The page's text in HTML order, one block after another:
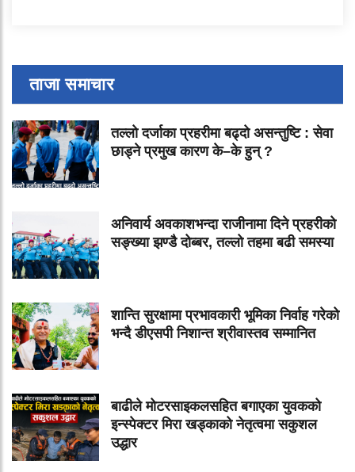
ताजा समाचार
तल्लो दर्जाका प्रहरीमा बढ्दो असन्तुष्टि : सेवा
छाड्ने प्रमुख कारण के–के हुन् ?
अनिवार्य अवकाशभन्दा राजीनामा दिने प्रहरीको
सङ्ख्या झण्डै दोब्बर, तल्लो तहमा बढी समस्या
शान्ति सुरक्षामा प्रभावकारी भूमिका निर्वाह गरेको
भन्दै डीएसपी निशान्त श्रीवास्तव सम्मानित
बाढीले मोटरसाइकलसहित बगाएका युवकको
इन्स्पेक्टर मिरा खड्काको नेतृत्वमा सकुशल
उद्धार